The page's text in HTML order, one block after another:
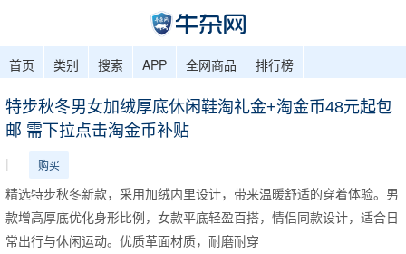
首页 类别 搜索 APP 全网商品 排行榜
特步秋冬男女加绒厚底休闲鞋淘礼金+淘金币48元起包
邮 需下拉点击淘金币补贴
|
购买
精选特步秋冬新款，采用加绒内里设计，带来温暖舒适的穿着体验。男
款增高厚底优化身形比例，女款平底轻盈百搭，情侣同款设计，适合日
常出行与休闲运动。优质革面材质，耐磨耐穿